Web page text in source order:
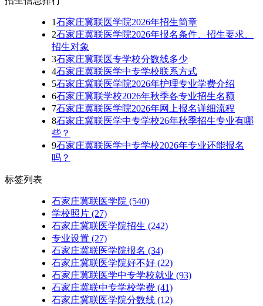
1石家庄冀联医学院2026年招生简章
2石家庄冀联医学院2026年报名条件、招生要求、
招生对象
3石家庄冀联医专学校分数线多少
4石家庄冀联医学中专学校联系方式
5石家庄冀联医学院2026年护理专业学费介绍
6石家庄冀联学校2026年秋季各专业招生名额
7石家庄冀联医学院2026年网上报名详细流程
8石家庄冀联医学中专学校26年秋季招生专业有哪
些？
9石家庄冀联医学中专学校2026年专业还能报名
吗？
标签列表
石家庄冀联医学院 (540)
学校照片 (27)
石家庄冀联医学院招生 (242)
专业设置 (27)
石家庄冀联医学院报名 (34)
石家庄冀联医学院好不好 (22)
石家庄冀联医学中专学校就业 (93)
石家庄冀联中专学校学费 (41)
石家庄冀联医学院分数线 (12)